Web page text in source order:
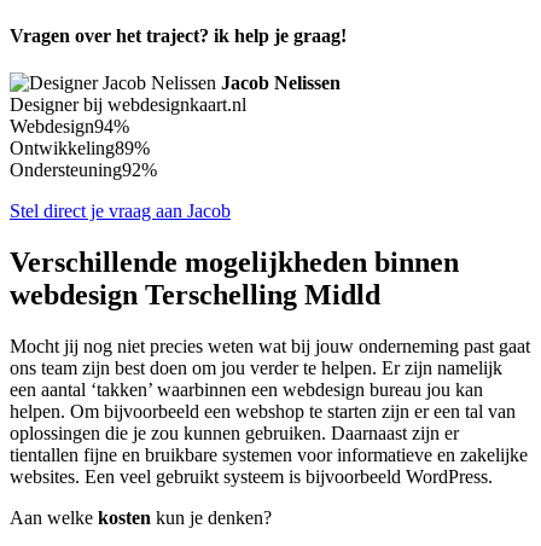
Vragen over het traject? ik help je graag!
Jacob Nelissen
Designer bij webdesignkaart.nl
Webdesign94%
Ontwikkeling89%
Ondersteuning92%
Stel direct je vraag aan Jacob
Verschillende mogelijkheden binnen
webdesign Terschelling Midld
Mocht jij nog niet precies weten wat bij jouw onderneming past gaat
ons team zijn best doen om jou verder te helpen. Er zijn namelijk
een aantal ‘takken’ waarbinnen een webdesign bureau jou kan
helpen. Om bijvoorbeeld een webshop te starten zijn er een tal van
oplossingen die je zou kunnen gebruiken. Daarnaast zijn er
tientallen fijne en bruikbare systemen voor informatieve en zakelijke
websites. Een veel gebruikt systeem is bijvoorbeeld WordPress.
Aan welke kosten kun je denken?